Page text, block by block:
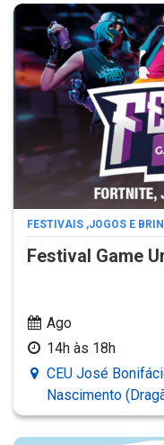
FESTIVAIS ,JOGOS E
Festival Game
Ago
14h às 18h
CEU José
Nascimento